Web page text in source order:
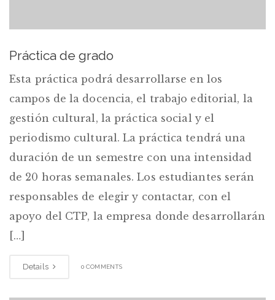
Práctica de grado
Esta práctica podrá desarrollarse en los
campos de la docencia, el trabajo editorial, la
gestión cultural, la práctica social y el
periodismo cultural. La práctica tendrá una
duración de un semestre con una intensidad
de 20 horas semanales. Los estudiantes serán
responsables de elegir y contactar, con el
apoyo del CTP, la empresa donde desarrollarán
[…]
Details 0 COMMENTS